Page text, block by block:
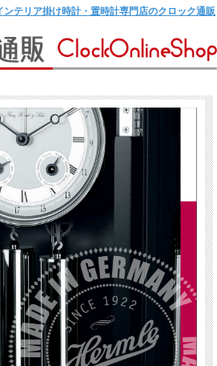
テリア掛け時計・置時計専門店のクロック通販